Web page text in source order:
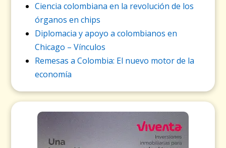
Ciencia colombiana en la revolución de los
órganos en chips
Diplomacia y apoyo a colombianos en
Chicago – Vínculos
Remesas a Colombia: El nuevo motor de la
economía